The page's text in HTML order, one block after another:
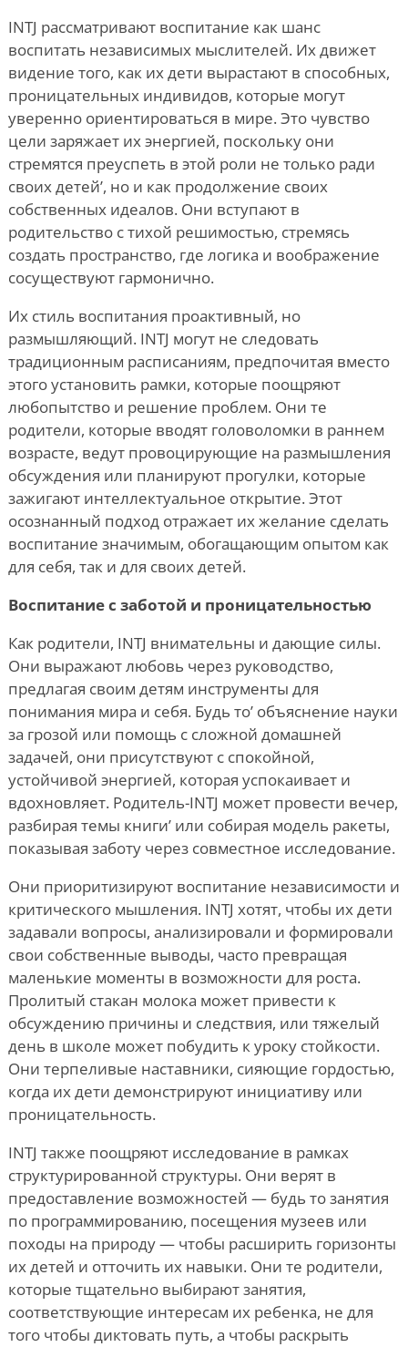
INTJ рассматривают воспитание как шанс
воспитать независимых мыслителей. Их движет
видение того, как их дети вырастают в способных,
проницательных индивидов, которые могут
уверенно ориентироваться в мире. Это чувство
цели заряжает их энергией, поскольку они
стремятся преуспеть в этой роли не только ради
своих детей’, но и как продолжение своих
собственных идеалов. Они вступают в
родительство с тихой решимостью, стремясь
создать пространство, где логика и воображение
сосуществуют гармонично.
Их стиль воспитания проактивный, но
размышляющий. INTJ могут не следовать
традиционным расписаниям, предпочитая вместо
этого установить рамки, которые поощряют
любопытство и решение проблем. Они те
родители, которые вводят головоломки в раннем
возрасте, ведут провоцирующие на размышления
обсуждения или планируют прогулки, которые
зажигают интеллектуальное открытие. Этот
осознанный подход отражает их желание сделать
воспитание значимым, обогащающим опытом как
для себя, так и для своих детей.
Воспитание с заботой и проницательностью
Как родители, INTJ внимательны и дающие силы.
Они выражают любовь через руководство,
предлагая своим детям инструменты для
понимания мира и себя. Будь то’ объяснение науки
за грозой или помощь с сложной домашней
задачей, они присутствуют с спокойной,
устойчивой энергией, которая успокаивает и
вдохновляет. Родитель-INTJ может провести вечер,
разбирая темы книги’ или собирая модель ракеты,
показывая заботу через совместное исследование.
Они приоритизируют воспитание независимости и
критического мышления. INTJ хотят, чтобы их дети
задавали вопросы, анализировали и формировали
свои собственные выводы, часто превращая
маленькие моменты в возможности для роста.
Пролитый стакан молока может привести к
обсуждению причины и следствия, или тяжелый
день в школе может побудить к уроку стойкости.
Они терпеливые наставники, сияющие гордостью,
когда их дети демонстрируют инициативу или
проницательность.
INTJ также поощряют исследование в рамках
структурированной структуры. Они верят в
предоставление возможностей — будь то занятия
по программированию, посещения музеев или
походы на природу — чтобы расширить горизонты
их детей и отточить их навыки. Они те родители,
которые тщательно выбирают занятия,
соответствующие интересам их ребенка, не для
того чтобы диктовать путь, а чтобы раскрыть